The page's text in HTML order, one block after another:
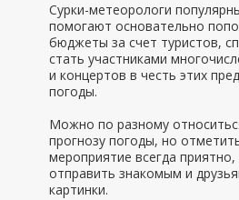
Сурки-метеорологи
помогают основательно
бюджеты за счет туристов,
стать участниками
и концертов в честь этих
погоды.
Можно по разному
прогнозу погоды, но
мероприятие всегда
отправить знакомым и
картинки.